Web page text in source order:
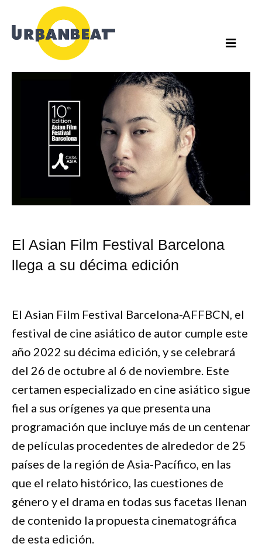
contenido
El Asian Film Festival Barcelona
llega a su décima edición
El Asian Film Festival Barcelona-AFFBCN, el
festival de cine asiático de autor cumple este
año 2022 su décima edición, y se celebrará
del 26 de octubre al 6 de noviembre. Este
certamen especializado en cine asiático sigue
fiel a sus orígenes ya que presenta una
programación que incluye más de un centenar
de películas procedentes de alrededor de 25
países de la región de Asia-Pacífico, en las
que el relato histórico, las cuestiones de
género y el drama en todas sus facetas llenan
de contenido la propuesta cinematográfica
de esta edición.